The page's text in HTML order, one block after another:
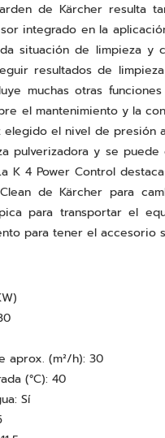
de Kärcher resulta
integrado en la
situación de limpieza y
resultados de
muchas otras
el mantenimiento y la
elegido el nivel de presión
pulverizadora y se
K 4 Power Control
de Kärcher para
para transportar el
para tener el accesorio
aprox. (m²/h): 30
(°C): 40
Sí